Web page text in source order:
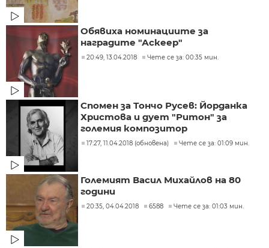
Обявиха номинациите за
наградите "Аскеер"
20:49, 13.04.2018 Чете се за: 00:35 мин.
Спомен за Тончо Русев: Йорданка
Христова и дует "Ритон" за
големия композитор
17:27, 11.04.2018 (обновена) Чете се за: 01:09 мин.
Големият Васил Михайлов на 80
години
20:35, 04.04.2018 6588 Чете се за: 01:03 мин.